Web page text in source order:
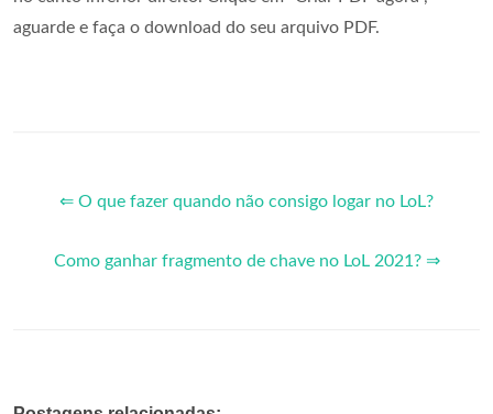
aguarde e faça o download do seu arquivo PDF.
⇐ O que fazer quando não consigo logar no LoL?
Como ganhar fragmento de chave no LoL 2021? ⇒